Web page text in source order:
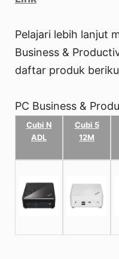
Pelajari lebih lanjut
Business &
daftar produk
PC Business &
Cubi N
ADL
Cubi 5
12M